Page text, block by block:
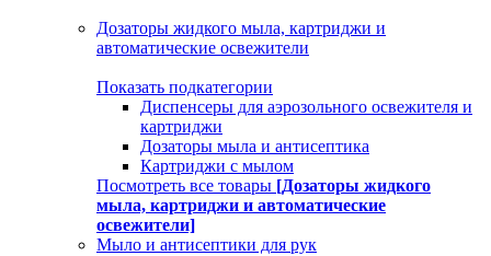
Дозаторы жидкого мыла, картриджи и
автоматические освежители
Показать подкатегории
Диспенсеры для аэрозольного освежителя и
картриджи
Дозаторы мыла и антисептика
Картриджи с мылом
Посмотреть все товары [Дозаторы жидкого
мыла, картриджи и автоматические
освежители]
Мыло и антисептики для рук